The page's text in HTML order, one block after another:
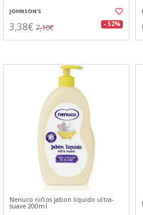
JOHNSON'S
3,38€ 7,10€ - 52%
Nenuco niños jabon liquido ultra-
suave 200ml